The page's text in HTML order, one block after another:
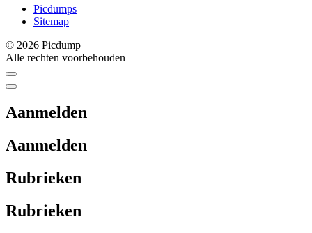
Picdumps
Sitemap
© 2026 Picdump
Alle rechten voorbehouden
Aanmelden
Aanmelden
Rubrieken
Rubrieken